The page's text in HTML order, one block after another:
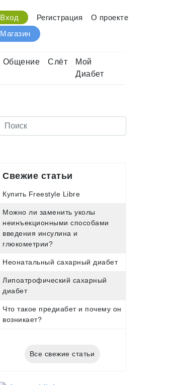
Вход Регистрация
О проекте
Магазин
Общение Слёт
Мой
Диабет
Свежие статьи
Купить Freestyle Libre
Можно ли заменить уколы
неинъекционными способами
введения инсулина и
глюкометрии?
Неонатальный сахарный диабет
Липоатрофический сахарный
диабет
Что такое предиабет и почему он
возникает?
Все свежие статьи